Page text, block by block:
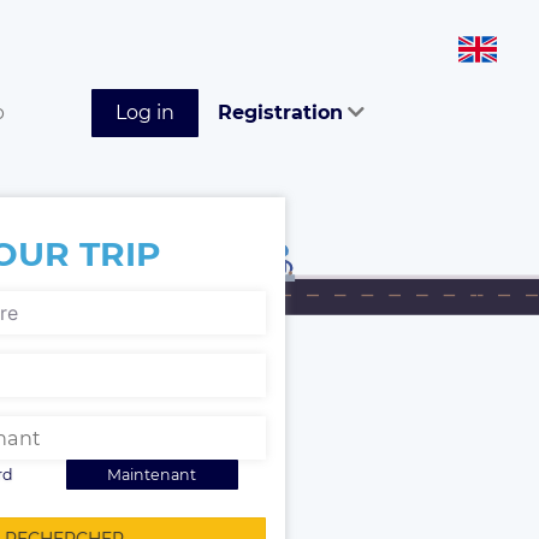
Log in Registration
TRIP
Maintenant